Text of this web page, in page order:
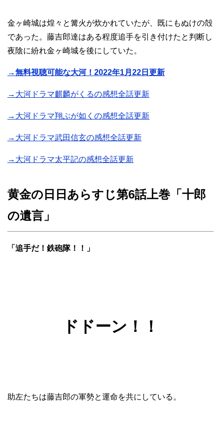
金ヶ崎城は煌々と篝火が炊かれていたが、既にもぬけの殻
であった。藤吉郎達はある程度追手を引き付けたと判断し
夜陰に紛れ金ヶ崎城を後にしていた。
→無料視聴可能な大河！2022年1月22日更新
→大河ドラマ麒麟がくるの感想全話更新
→大河ドラマ翔ぶが如くの感想全話更新
→大河ドラマ武田信玄の感想全話更新
→大河ドラマ太平記の感想全話更新
黄金の日日あらすじ第6話上巻「十郎
の遺言」
「追手だ！鉄砲隊！！」
ドドーン！！
助左たちは藤吉郎の軍勢と運命を共にしている。